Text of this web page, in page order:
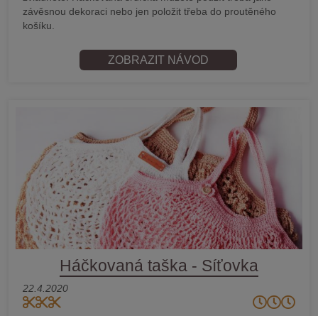
závěsnou dekoraci nebo jen položit třeba do proutěného
košíku.
ZOBRAZIT NÁVOD
Háčkovaná taška - Síťovka
22.4.2020